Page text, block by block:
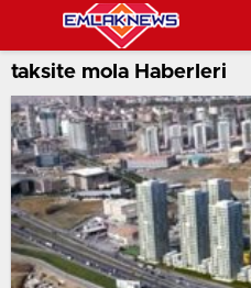
taksite mola Haberleri